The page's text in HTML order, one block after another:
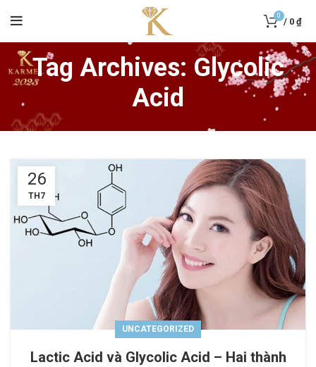
0
/ 0 ₫
Tag Archives: Glycolic
Acid
26
TH7
UNCATEGORIZED
Lactic Acid và Glycolic Acid – Hai thành